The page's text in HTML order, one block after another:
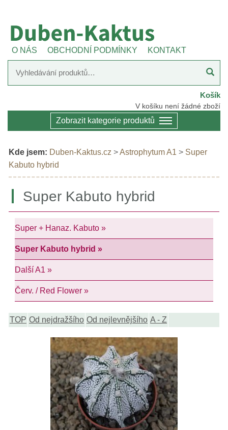
O NÁS OBCHODNÍ PODMÍNKY KONTAKT
Košík
V košíku není žádné zboží
Zobrazit kategorie produktů
Kde jsem: Duben-Kaktus.cz >Astrophytum A1 > Super
Kabuto hybrid
Super Kabuto hybrid
Super + Hanaz. Kabuto »
Super Kabuto hybrid »
Další A1 »
Červ. / Red Flower »
TOP Od nejdražšího Od nejlevnějšího A - Z